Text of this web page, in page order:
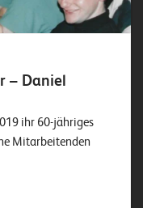
– Daniel
ihr 60-jähriges
Mitarbeitenden